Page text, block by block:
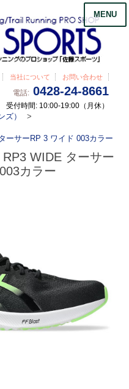
当社について お問い合わせ
電話: 0428-24-8661
受付時間: 10:00-19:00（月休）
MENU
ズ）
サーRP 3 ワイド 003カラー
WIDE ターサー
カラー